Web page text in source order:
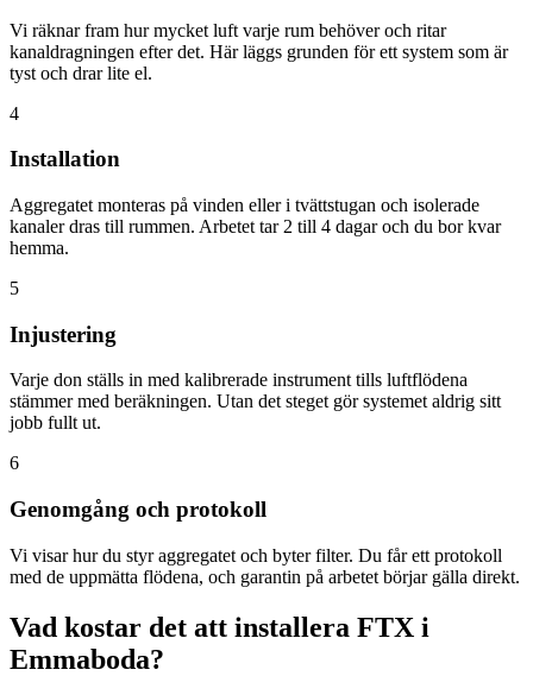
Vi räknar fram hur mycket luft varje rum behöver och ritar
kanaldragningen efter det. Här läggs grunden för ett system som är
tyst och drar lite el.
4
Installation
Aggregatet monteras på vinden eller i tvättstugan och isolerade
kanaler dras till rummen. Arbetet tar 2 till 4 dagar och du bor kvar
hemma.
5
Injustering
Varje don ställs in med kalibrerade instrument tills luftflödena
stämmer med beräkningen. Utan det steget gör systemet aldrig sitt
jobb fullt ut.
6
Genomgång och protokoll
Vi visar hur du styr aggregatet och byter filter. Du får ett protokoll
med de uppmätta flödena, och garantin på arbetet börjar gälla direkt.
Vad kostar det att installera FTX i
Emmaboda?